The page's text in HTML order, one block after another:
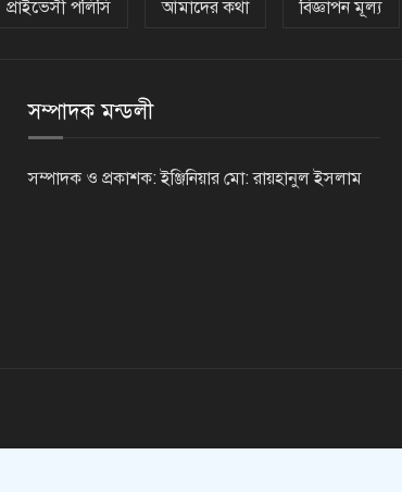
প্রাইভেসী পলিসি আমাদের কথা বিজ্ঞাপন মূল্য
সম্পাদক মন্ডলী
সম্পাদক ও প্রকাশক: ইঞ্জিনিয়ার মো: রায়হানুল ইসলাম